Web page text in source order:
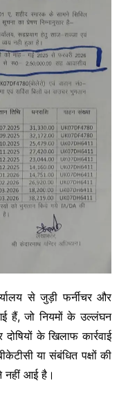
से जुड़ी फर्नीचर और
हैं, जो नियमों के उल्लंघन
के खिलाफ कार्रवाई
या संबंधित पक्षों की
नहीं आई है।